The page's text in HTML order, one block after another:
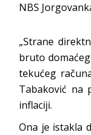
NBS
„Strane
bruto
tekućeg
Tabaković na
inflaciji.
Ona je istakla